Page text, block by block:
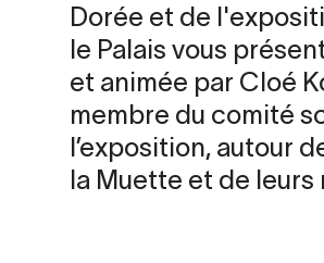
Dorée et de
le Palais vous
et animée par Cloé
membre du comité
l’exposition, autour
la Muette et de leurs